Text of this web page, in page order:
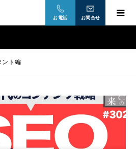
お電話 お問合せ
ント編